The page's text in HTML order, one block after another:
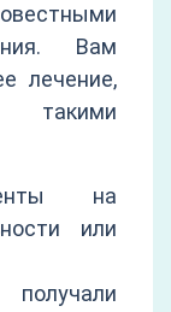
Вам
лечение,
такими
на
или